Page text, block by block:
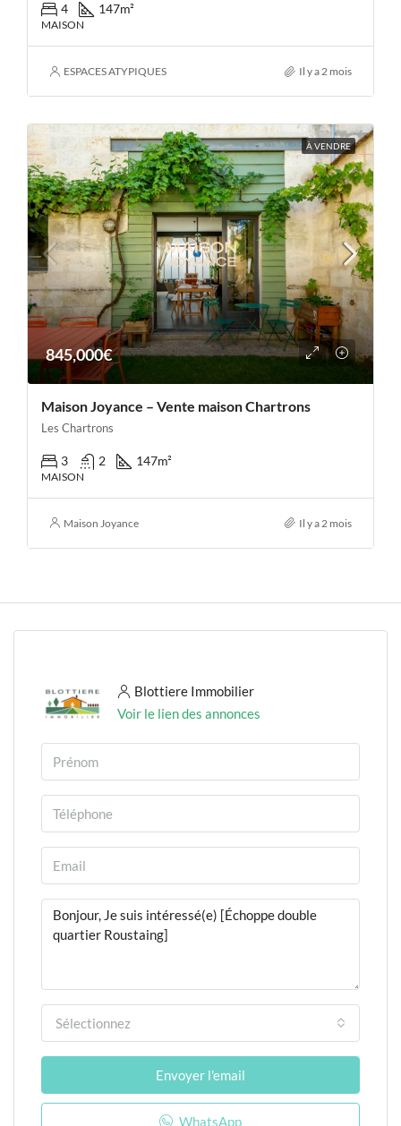
4 147m²
MAISON
ESPACES ATYPIQUES Il y a 2 mois
À VENDRE
845,000€
Maison Joyance – Vente maison Chartrons
Les Chartrons
3 2 147m²
MAISON
Maison Joyance Il y a 2 mois
Blottiere Immobilier
Voir le lien des annonces
Sélectionnez
Envoyer l'email
WhatsApp